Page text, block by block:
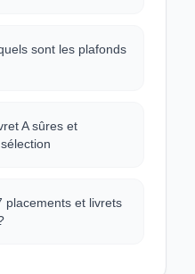
sont les plafonds
A sûres et
placements et livrets